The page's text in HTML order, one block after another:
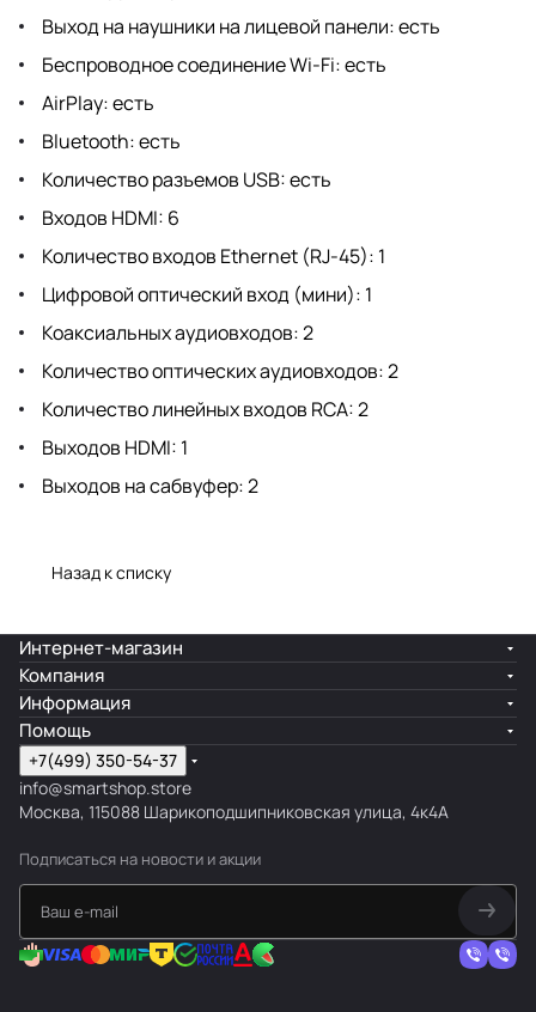
Выход на наушники на лицевой панели: есть
Беспроводное соединение Wi-Fi: есть
AirPlay: есть
Bluetooth: есть
Количество разъемов USB: есть
Входов HDMI: 6
Количество входов Ethernet (RJ-45): 1
Цифровой оптический вход (мини): 1
Коаксиальных аудиовходов: 2
Количество оптических аудиовходов: 2
Количество линейных входов RCA: 2
Выходов HDMI: 1
Выходов на сабвуфер: 2
Назад к списку
Интернет-магазин
Компания
Информация
Помощь
+7(499) 350-54-37
info@smartshop.store
Москва, 115088 Шарикоподшипниковская улица, 4к4А
Подписаться на новости и акции